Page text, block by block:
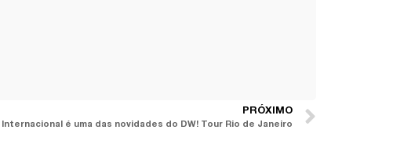
PRÓXIMO
é uma das novidades do DW! Tour Rio de Janeiro